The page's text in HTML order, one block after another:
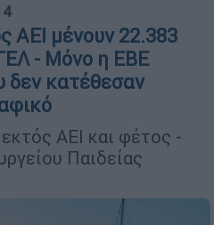
ΑΕΙ μένουν 22.383
- Μόνο η ΕΒΕ
δεν κατέθεσαν
ΑΕΙ και φέτος -
Παιδείας